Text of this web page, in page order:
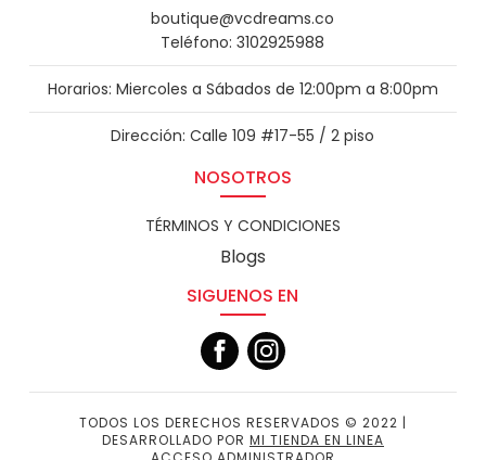
boutique@vcdreams.co
Teléfono: 3102925988
Horarios: Miercoles a Sábados de 12:00pm a 8:00pm
Dirección: Calle 109 #17-55 / 2 piso
NOSOTROS
TÉRMINOS Y CONDICIONES
Blogs
SIGUENOS EN
TODOS LOS DERECHOS RESERVADOS © 2022 |
DESARROLLADO POR MI TIENDA EN LINEA